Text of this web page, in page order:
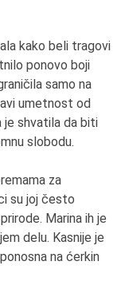
kako beli tragovi
ponovo boji
samo na
umetnost od
je shvatila da biti
slobodu.
za
su joj često
Marina ih je
delu. Kasnije je
na ćerkin